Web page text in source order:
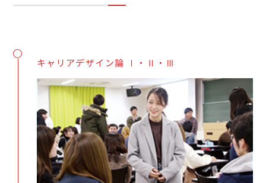
キャリアデザイン論 Ⅰ・Ⅱ・Ⅲ